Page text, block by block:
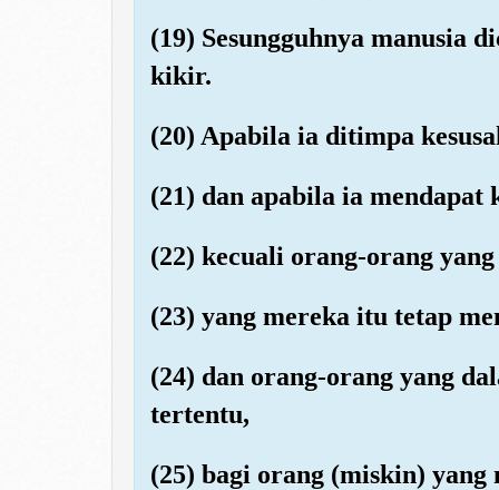
(19) Sesungguhnya manusia
kikir.
(20) Apabila ia ditimpa
(21) dan apabila ia
(22) kecuali orang-orang
(23) yang mereka itu tetap
(24) dan orang-orang yang
tertentu,
(25) bagi orang (miskin)